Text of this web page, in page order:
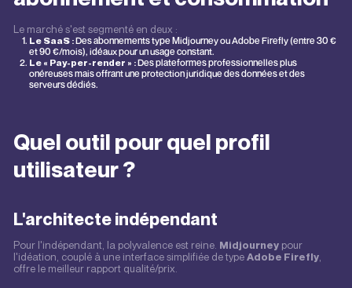
Le marché s'est segmenté en deux :
Le SaaS :Des abonnements type Midjourney ou Adobe Firefly (entre 30 €
et 90 €/mois), idéaux pour un usage constant.
Le « Pay-per-render » :Des plateformes professionnelles plus
onéreuses mais offrant une protection juridique des données et des
serveurs dédiés.
Quel outil pour quel profil
utilisateur ?
L'architecte indépendant
Pour l'indépendant, la polyvalence est reine. Midjourney pour
l'idéation, couplé à une interface simplifiée de typeAdobe Firefly
offre le meilleur rapport qualité/prix.